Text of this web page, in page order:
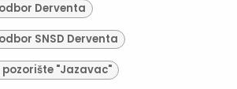
Derventa
SNSD Derventa
"Jazavac"